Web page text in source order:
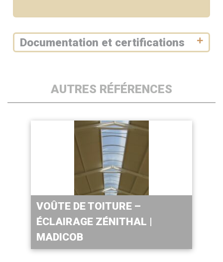
Documentation et certifications
AUTRES RÉFÉRENCES
VOÛTE DE TOITURE –
ÉCLAIRAGE ZÉNITHAL |
MADICOB